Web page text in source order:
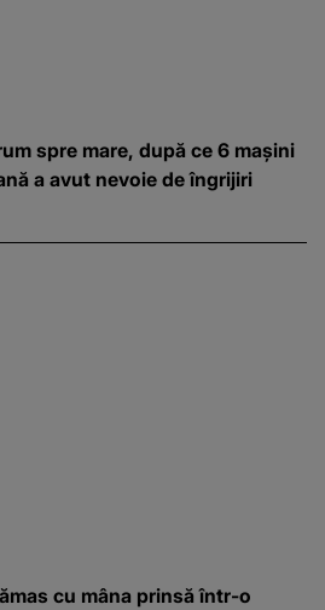
spre mare, după ce 6 mașini
a avut nevoie de îngrijiri
cu mâna prinsă într-o